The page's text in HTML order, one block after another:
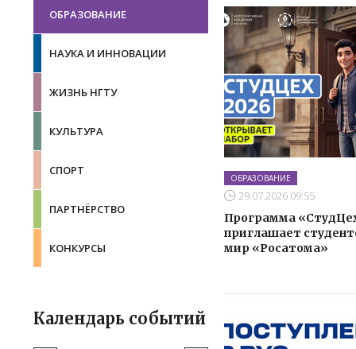
ОБРАЗОВАНИЕ
НАУКА И ИННОВАЦИИ
ЖИЗНЬ НГТУ
КУЛЬТУРА
СПОРТ
ПАРТНЁРСТВО
КОНКУРСЫ
Календарь событий
ОБРАЗОВАНИЕ
29.07.2026 09:55
Программа
приглашает
мир «Росатома»